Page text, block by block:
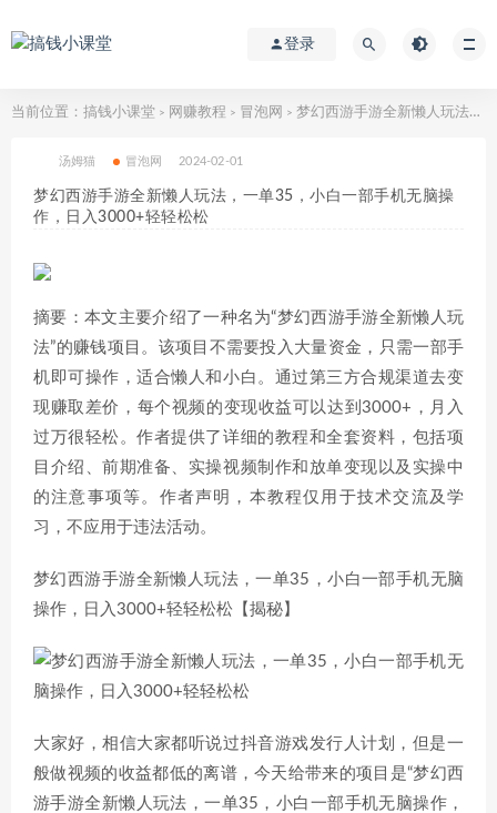
登录
当前位置： 搞钱小课堂 > 网赚教程 > 冒泡网 > 梦幻西游手游全新懒人玩法，一单35，小白一部手机无脑操作，日入3000+轻轻松松
汤姆猫 冒泡网 2024-02-01
梦幻西游手游全新懒人玩法，一单35，小白一部手机无脑操
作，日入3000+轻轻松松
摘要：本文主要介绍了一种名为“梦幻西游手游全新懒人玩
法”的赚钱项目。该项目不需要投入大量资金，只需一部手
机即可操作，适合懒人和小白。通过第三方合规渠道去变
现赚取差价，每个视频的变现收益可以达到3000+，月入
过万很轻松。作者提供了详细的教程和全套资料，包括项
目介绍、前期准备、实操视频制作和放单变现以及实操中
的注意事项等。作者声明，本教程仅用于技术交流及学
习，不应用于违法活动。
梦幻西游手游全新懒人玩法，一单35，小白一部手机无脑
操作，日入3000+轻轻松松【揭秘】
大家好，相信大家都听说过抖音游戏发行人计划，但是一
般做视频的收益都低的离谱，今天给带来的项目是“梦幻西
游手游全新懒人玩法，一单35，小白一部手机无脑操作，